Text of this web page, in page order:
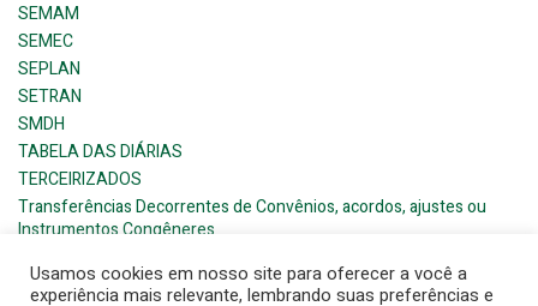
SEMAM
SEMEC
SEPLAN
SETRAN
SMDH
TABELA DAS DIÁRIAS
TERCEIRIZADOS
Transferências Decorrentes de Convênios, acordos, ajustes ou
Instrumentos Congêneres
Usamos cookies em nosso site para oferecer a você a
experiência mais relevante, lembrando suas preferências e